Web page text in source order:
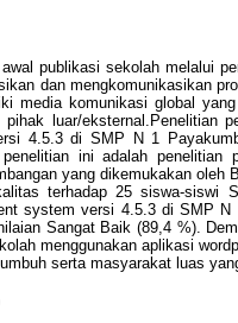
publikasi sekolah melalui
dan mengkomunikasikan
media komunikasi global
luar/eksternal.Penelitian
4.5.3 di SMP N 1
ini adalah penelitian
yang dikemukakan
terhadap 25 siswa-siswi
system versi 4.5.3 di SMP
Sangat Baik (89,4 %).
menggunakan aplikasi
serta masyarakat luas